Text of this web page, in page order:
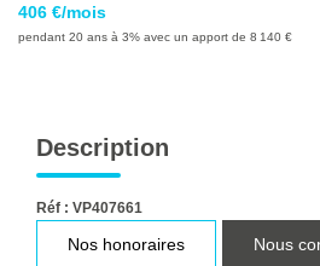
Ventes-
406 €/mois
pendant 20 ans à 3% avec un apport de 8 140 €
Description
Réf : VP407661
Nos honoraires Nous